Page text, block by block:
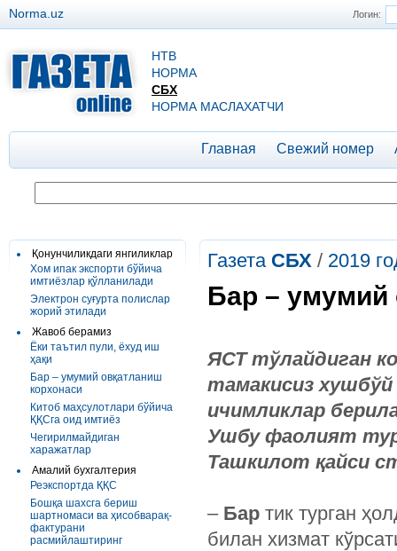
Логин:
Norma.uz
НТВ
НОРМА
СБХ
НОРМА МАСЛАХАТЧИ
Главная Свежий номер
Қонунчиликдаги янгиликлар
Хом ипак экспорти бўйича
имтиёзлар қўлланилади
Электрон суғурта полислар
жорий этилади
Жавоб берамиз
Ёки таътил пули, ёхуд иш
ҳақи
Бар – умумий овқатланиш
корхонаси
Китоб маҳсулотлари бўйича
ҚҚСга оид имтиёз
Чегирилмайдиган
харажатлар
Амалий бухгалтерия
Реэкспортда ҚҚС
Бошқа шахсга бериш
шартномаси ва ҳисобварақ-
фактурани
расмийлаштиринг
Газета СБХ / 2019
Бар – умумий
ЯСТ тўлайдиган
тамакисиз хушбўй
ичимликлар
Ушбу фаолият
Ташкилот қайси
– Бар тик турган
билан хизмат